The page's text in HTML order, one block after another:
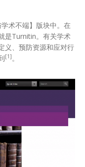
术不端】版块中。在
是Turnitin。有关学术
义、预防资源和应对行
[1]。